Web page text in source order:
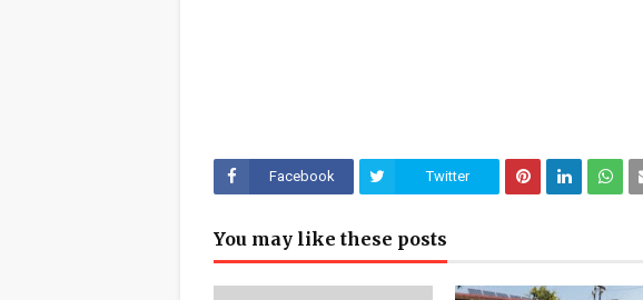
Facebook Twitter
You may like these posts